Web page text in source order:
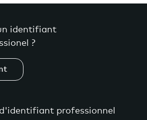
identifiant
?
d'identifiant professionnel